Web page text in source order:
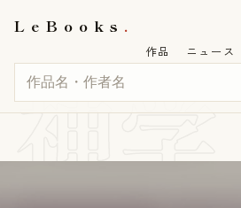
LeBooks
作品 ニュース
神